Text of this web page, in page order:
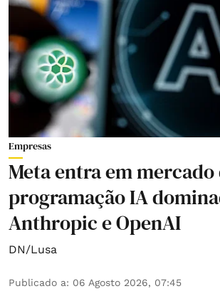
Empresas
Meta entra em mercado
programação IA
Anthropic e OpenAI
DN/Lusa
Publicado a: 06 Agosto 2026, 07:45